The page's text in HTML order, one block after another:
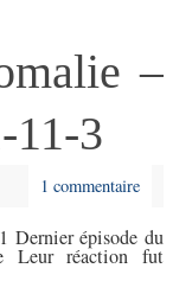
–
11-3
1 commentaire
Dernier épisode du
Leur réaction fut